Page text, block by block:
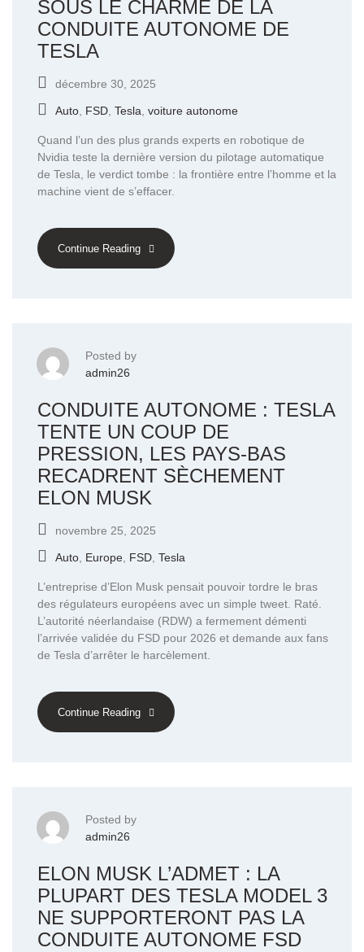
SOUS LE CHARME DE LA
CONDUITE AUTONOME DE
TESLA
décembre 30, 2025
Auto, FSD, Tesla, voiture autonome
Quand l’un des plus grands experts en robotique de
Nvidia teste la dernière version du pilotage automatique
de Tesla, le verdict tombe : la frontière entre l’homme et la
machine vient de s’effacer.
Continue Reading
Posted by
admin26
CONDUITE AUTONOME : TESLA
TENTE UN COUP DE
PRESSION, LES PAYS-BAS
RECADRENT SÈCHEMENT
ELON MUSK
novembre 25, 2025
Auto, Europe, FSD, Tesla
L’entreprise d’Elon Musk pensait pouvoir tordre le bras
des régulateurs européens avec un simple tweet. Raté.
L’autorité néerlandaise (RDW) a fermement démenti
l’arrivée validée du FSD pour 2026 et demande aux fans
de Tesla d’arrêter le harcèlement.
Continue Reading
Posted by
admin26
ELON MUSK L’ADMET : LA
PLUPART DES TESLA MODEL 3
NE SUPPORTERONT PAS LA
CONDUITE AUTONOME FSD